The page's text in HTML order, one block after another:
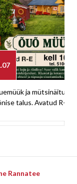
ja mütsinäitus
talus. Avatud R-E
Rannatee